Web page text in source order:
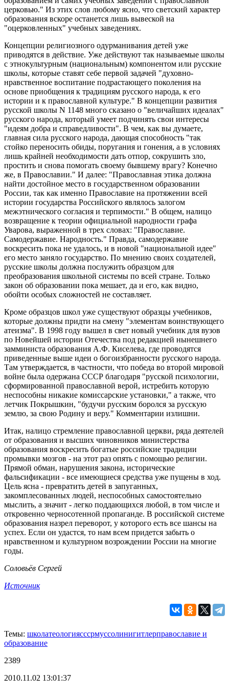
церковью." Из этих слов любому ясно, что светский характер
образования вскоре останется лишь вывеской на
"оцерковленных" учебных заведениях.
Концепции религиозного одурманивания детей уже
приводятся в действие. Уже действуют так называемые школы
с этнокультурным (национальным) компонентом или русские
школы, которые ставят себе первой задачей "духовно-
нравственное воспитание подрастающего поколения на
основе приобщения к традициям русского народа, к его
истории и к православной культуре." В концепции развития
русской школы N 1148 много сказано о "величайших идеалах"
русского народа, который умеет подчинять свои интересы
"идеям добра и справедливости". В чем, как вы думаете,
главная сила русского народа, дающая способность "так
стойко переносить обиды, поругания и гонения, а в условиях
лишь крайней необходимости дать отпор, сокрушить зло,
простить и снова помогать своему бывшему врагу? Конечно
же, в Православии." И далее: "Православная этика должна
найти достойное место в государственном образовании
России, так как именно Православие на протяжении всей
истории государства Российского являлось залогом
межэтнического согласия и терпимости." В общем, налицо
возвращение к теории официальной народности графа
Уварова, выраженной в трех словах: "Православие.
Самодержавие. Народность." Правда, самодержавие
воскресить пока не удалось, и в новой "национальной идее"
его место заняло государство. По мнению своих создателей,
русские школы должна послужить образцом для
преобразования школьной системы по всей стране. Только
закон об образовании пока мешает, да и его, как видно,
обойти особых сложностей не составляет.
Кроме образцов школ уже существуют образцы учебников,
которые должны придти на смену "элементам воинствующего
атеизма". В 1998 году вышел в свет новый учебник для вузов
по Новейшей истории Отечества под редакцией нынешнего
замминиста образования А.Ф. Киселева, где проводятся
приведенные выше идеи о богоизбранности русского народа.
Там утверждается, в частности, что победа во второй мировой
войне была одержана СССР благодаря "русской психологии,
сформированной православной верой, истребить которую
неспособны никакие комиссарские установки," а также, что
летчик Покрышкин, "будучи русским боролся за русскую
землю, за свою Родину и веру." Комментарии излишни.
Итак, налицо стремление православной церкви, ряда деятелей
от образования и высших чиновников министерства
образования воскресить богатые российские традиции
промывки мозгов - на этот раз опять с помощью религии.
Прямой обман, нарушения закона, исторические
фальсификации - все имеющиеся средства уже пущены в ход.
Цель ясна - превратить детей в запуганных,
закомплесованных людей, неспособных самостоятельно
мыслить, а значит - легко поддающихся любой, в том числе и
откровенно черносотенной пропаганде. В российской системе
образования назрел переворот, у которого есть все шансы на
успех. Если он удастся, то нам всем придется забыть о
нравственном и культурном возрождении России на многие
годы.
Соловьёв Сергей
Источник
Темы: школатеологиясссрмуссолинигитлерправославие и
образование
2389
2010.11.02 13:01:37